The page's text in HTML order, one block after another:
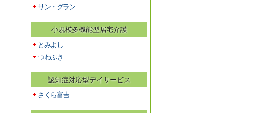
サン・グラン
小規模多機能型居宅介護
とみよし
つわぶき
認知症対応型デイサービス
さくら富吉